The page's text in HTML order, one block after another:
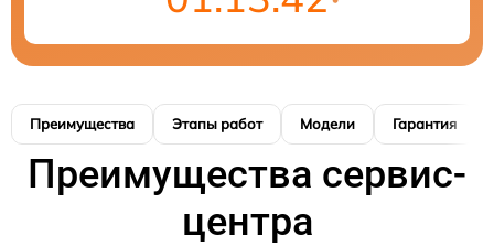
Преимущества Этапы работ Модели Гарантия
Преимущества сервис-
центра